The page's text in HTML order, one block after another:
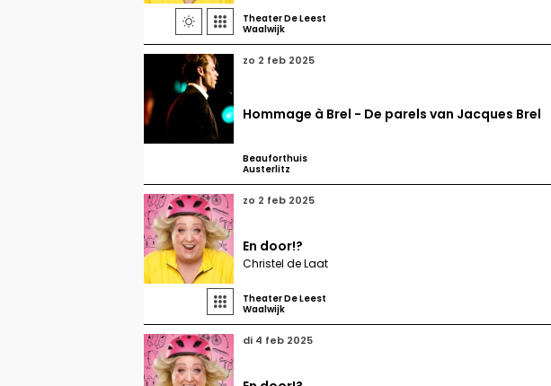
 
Theater De Leest
Waalwijk
zo 2 feb 2025
Hommage à Brel - De parels van Jacques Brel
Beauforthuis
Austerlitz

zo 2 feb 2025
En door!?
Christel de Laat
Theater De Leest
Waalwijk
di 4 feb 2025